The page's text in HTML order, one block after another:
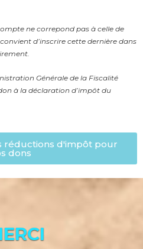
ne correpond pas à celle de
d’inscrire cette dernière dans
Générale de la Fiscalité
à la déclaration d’impôt du
réductions d'impôt pour
dons